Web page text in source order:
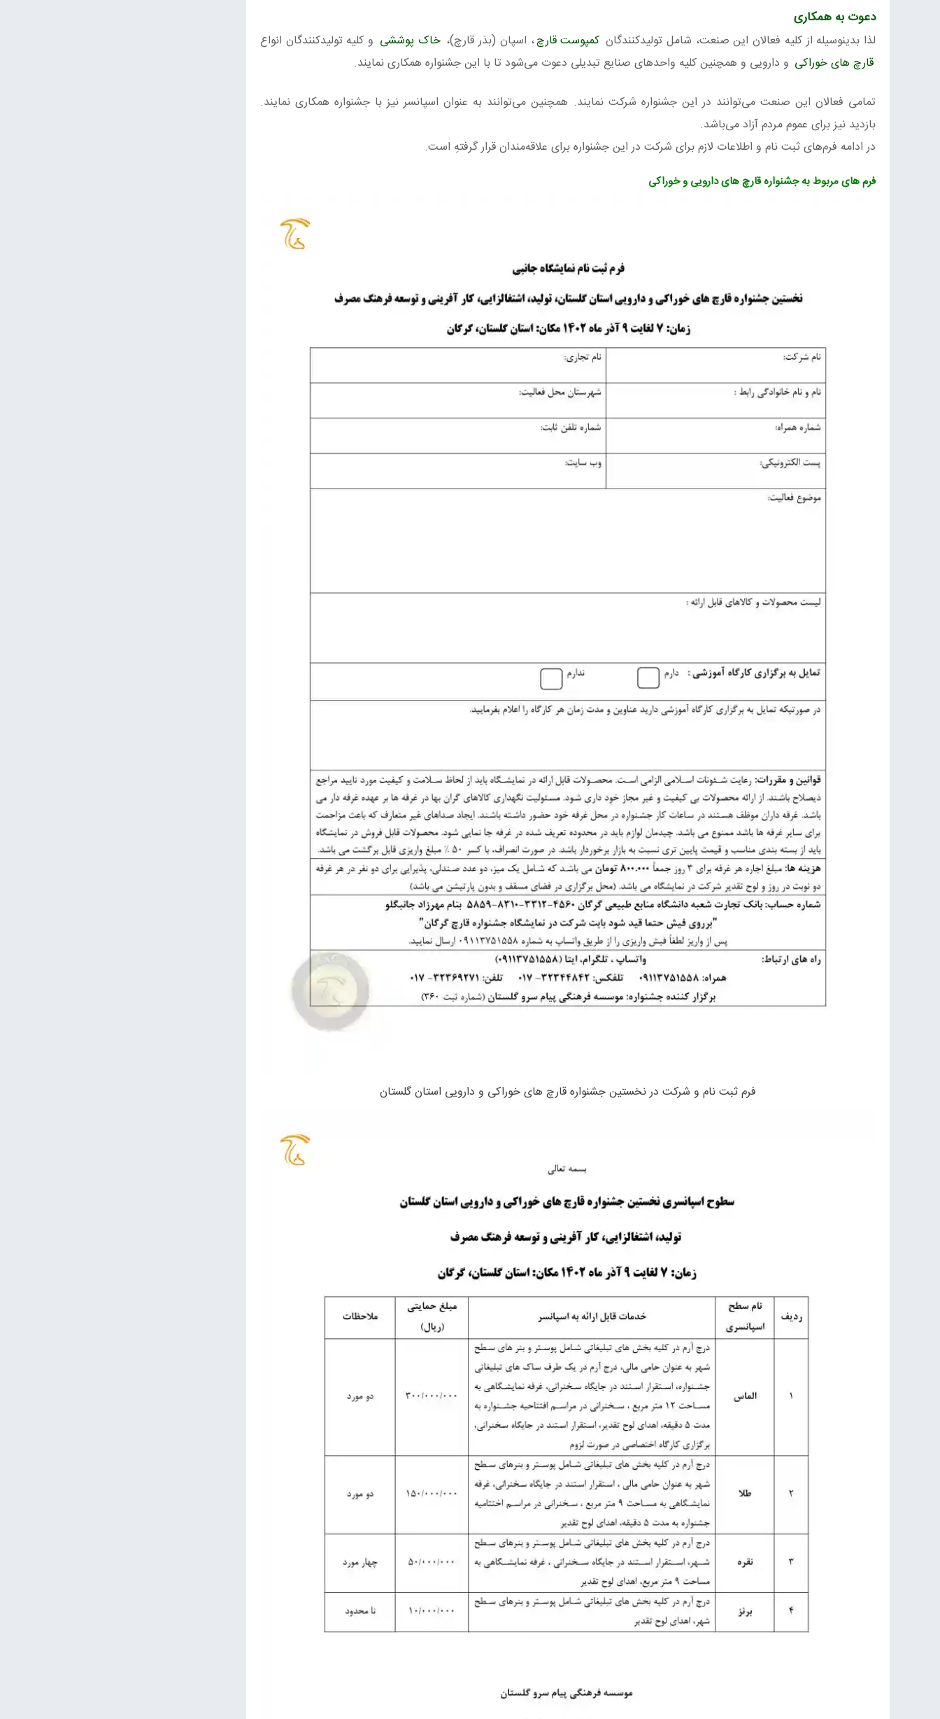
دعوت به همکاری
لذا بدینوسیله از کلیه فعالان این صنعت، شامل تولیدکنندگان کمپوست قارچ، اسپان (بذر قارچ)، خاک پوششی و کلیه تولیدکنندگان انواع
قارچ های خوراکی و دارویی و همچنین کلیه واحدهای صنایع تبدیلی دعوت می‌شود تا با این جشنواره همکاری نمایند.
تمامی فعالان این صنعت می‌توانند در این جشنواره شرکت نمایند. همچنین می‌توانند به عنوان اسپانسر نیز با جشنواره همکاری نمایند.
بازدید نیز برای عموم مردم آزاد می‌باشد.
در ادامه فرم‌های ثبت نام و اطلاعات لازم برای شرکت در این جشنواره برای علاقه‌مندان قرار گرفتهِ است.
فرم های مربوط به جشنواره قارچ های دارویی و خوراکی
فرم ثبت نام و شرکت در نخستین جشنواره قارچ های خوراکی و دارویی استان گلستان